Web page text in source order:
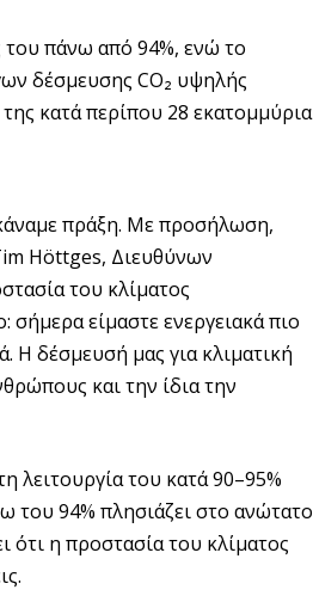
του πάνω από 94%, ενώ το
δέσμευσης CO₂ υψηλής
κατά περίπου 28 εκατομμύρια
πράξη. Με προσήλωση,
Höttges, Διευθύνων
του κλίματος
είμαστε ενεργειακά πιο
Η δέσμευσή μας για κλιματική
και την ίδια την
λειτουργία του κατά 90–95%
του 94% πλησιάζει στο ανώτατο
ότι η προστασία του κλίματος